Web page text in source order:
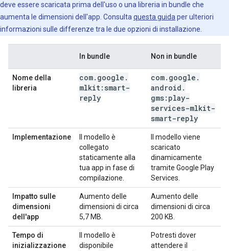
deve essere scaricata prima dell'uso o una libreria in bundle che
aumenta le dimensioni dell'app. Consulta questa guida per ulteriori
informazioni sulle differenze tra le due opzioni di installazione.
In bundle Non in bundle
Nome della
libreria
com. google .
mlkit:smart-
reply
com. google .
android .
gms:play-
services-mlkit-
smart-reply
Implementazione
Il modello è
collegato
staticamente alla
tua app in fase di
compilazione.
Il modello viene
scaricato
dinamicamente
tramite Google Play
Services.
Impatto sulle
dimensioni
dell'app
Aumento delle
dimensioni di circa
5,7 MB.
Aumento delle
dimensioni di circa
200 KB.
Tempo di
inizializzazione
Il modello è
disponibile
Potresti dover
attendere il